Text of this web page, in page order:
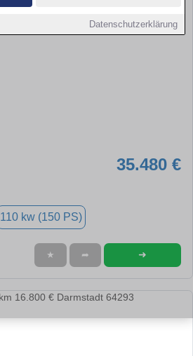
Datenschutzerklärung
35.480 €
110 kw (150 PS)
★ ➦ ➜